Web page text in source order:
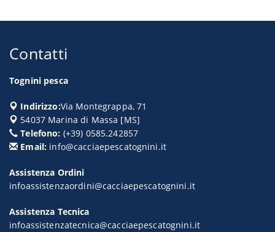
Contatti
Tognini pesca
Indirizzo:Via Montegrappa, 71
54037 Marina di Massa [MS]
Telefono: (+39) 0585.242857
Email: info@cacciaepescatognini.it
Assistenza Ordini
infoassistenzaordini@cacciaepescatognini.it
Assistenza Tecnica
infoassistenzatecnica@cacciaepescatognini.it